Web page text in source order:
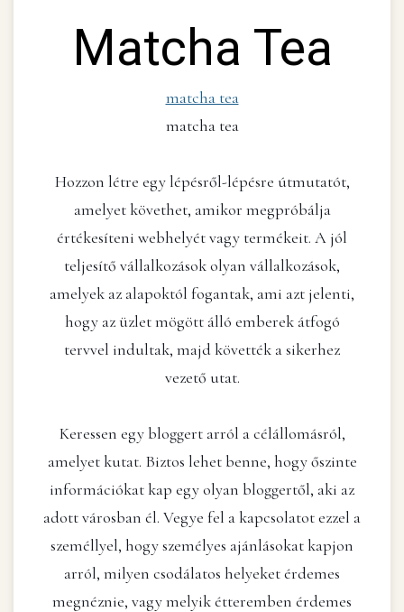
Matcha Tea
matcha tea
matcha tea
Hozzon létre egy lépésről-lépésre útmutatót,
amelyet követhet, amikor megpróbálja
értékesíteni webhelyét vagy termékeit. A jól
teljesítő vállalkozások olyan vállalkozások,
amelyek az alapoktól fogantak, ami azt jelenti,
hogy az üzlet mögött álló emberek átfogó
tervvel indultak, majd követték a sikerhez
vezető utat.
Keressen egy bloggert arról a célállomásról,
amelyet kutat. Biztos lehet benne, hogy őszinte
információkat kap egy olyan bloggertől, aki az
adott városban él. Vegye fel a kapcsolatot ezzel a
személlyel, hogy személyes ajánlásokat kapjon
arról, milyen csodálatos helyeket érdemes
megnéznie, vagy melyik étteremben érdemes